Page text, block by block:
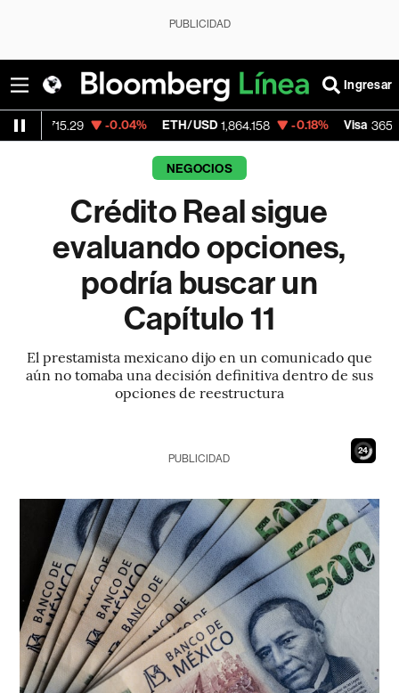
PUBLICIDAD
Ingresar
-0.04% ETH/USD 1,864.158 -0.18% Visa 365.67 -
NEGOCIOS
Crédito Real sigue
evaluando opciones,
podría buscar un
Capítulo 11
El prestamista mexicano dijo en un comunicado que
aún no tomaba una decisión definitiva dentro de sus
opciones de reestructura
23
PUBLICIDAD